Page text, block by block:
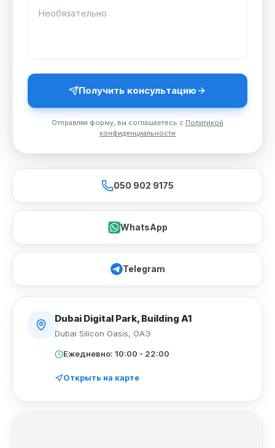
050 902 9175
WhatsApp
Telegram
Dubai Digital Park, Building A1
Dubai Silicon Oasis, ОАЭ
Ежедневно: 10:00 - 22:00
Открыть на карте
Получить консультацию
Отправляя форму, вы соглашаетесь с Политикой
конфиденциальности